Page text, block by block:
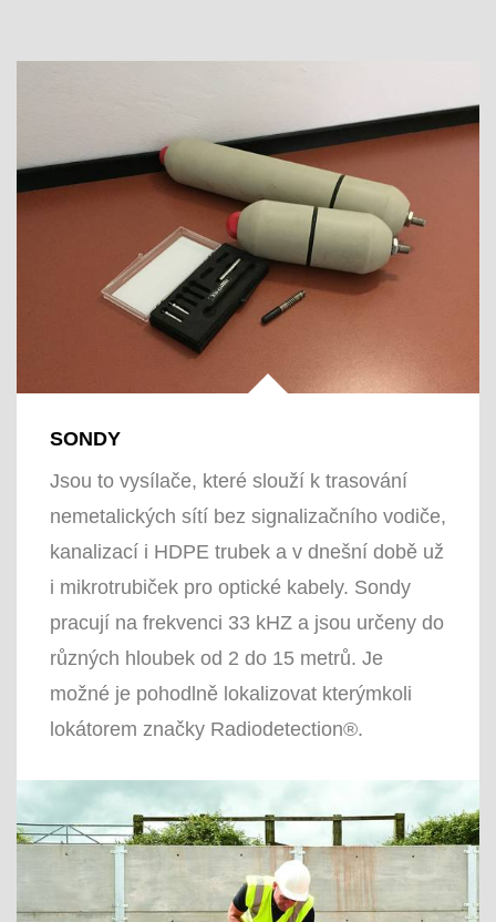
SONDY
Jsou to vysílače, které slouží k trasování
nemetalických sítí bez signalizačního vodiče,
kanalizací i HDPE trubek a v dnešní době už
i mikrotrubiček pro optické kabely. Sondy
pracují na frekvenci 33 kHZ a jsou určeny do
různých hloubek od 2 do 15 metrů. Je
možné je pohodlně lokalizovat kterýmkoli
lokátorem značky Radiodetection®.